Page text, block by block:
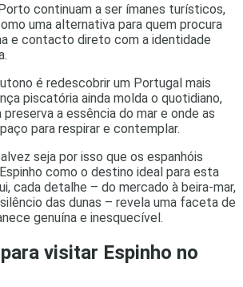
continuam a ser ímanes turísticos,
uma alternativa para quem procura
e contacto direto com a identidade
é redescobrir um Portugal mais
piscatória ainda molda o quotidiano,
a essência do mar e onde as
para respirar e contemplar.
seja por isso que os espanhóis
como o destino ideal para esta
cada detalhe – do mercado à beira-mar,
das dunas – revela uma faceta de
genuína e inesquecível.
visitar Espinho no